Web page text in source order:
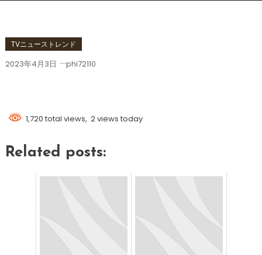
TVニューストレンド
2023年4月3日 phi72110
1,720 total views, 2 views today
Related posts: